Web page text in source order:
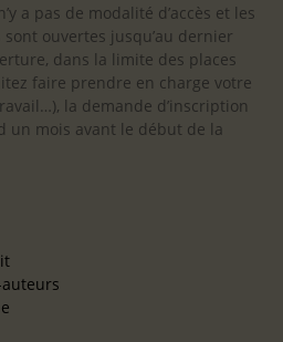
a pas de modalité d’accès et les
ouvertes jusqu’au dernier
dans la limite des places
faire prendre en charge votre
la demande d’inscription
un mois avant le début de la